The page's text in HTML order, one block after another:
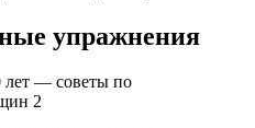
упражнения